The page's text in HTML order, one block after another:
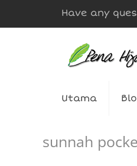
Have any
Utama
sunnah